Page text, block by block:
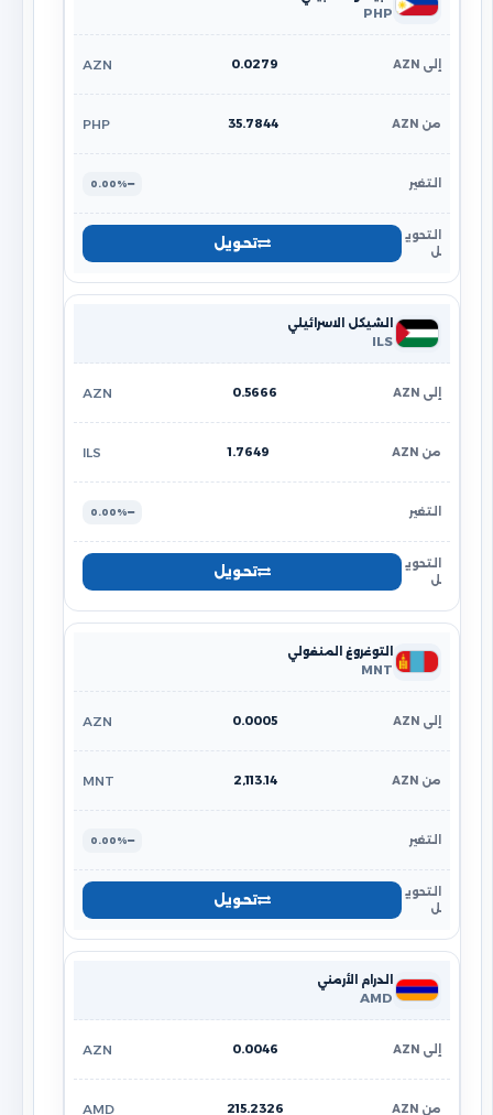
PHP
0.0279
AZN
35.7844
PHP
0.00%
تحويل
الشيكل الاسرائيلي
ILS
0.5666
AZN
1.7649
ILS
0.00%
تحويل
التوغروغ المنغولي
MNT
0.0005
AZN
2,113.14
MNT
0.00%
تحويل
الدرام الأرمني
AMD
0.0046
AZN
215.2326
AMD